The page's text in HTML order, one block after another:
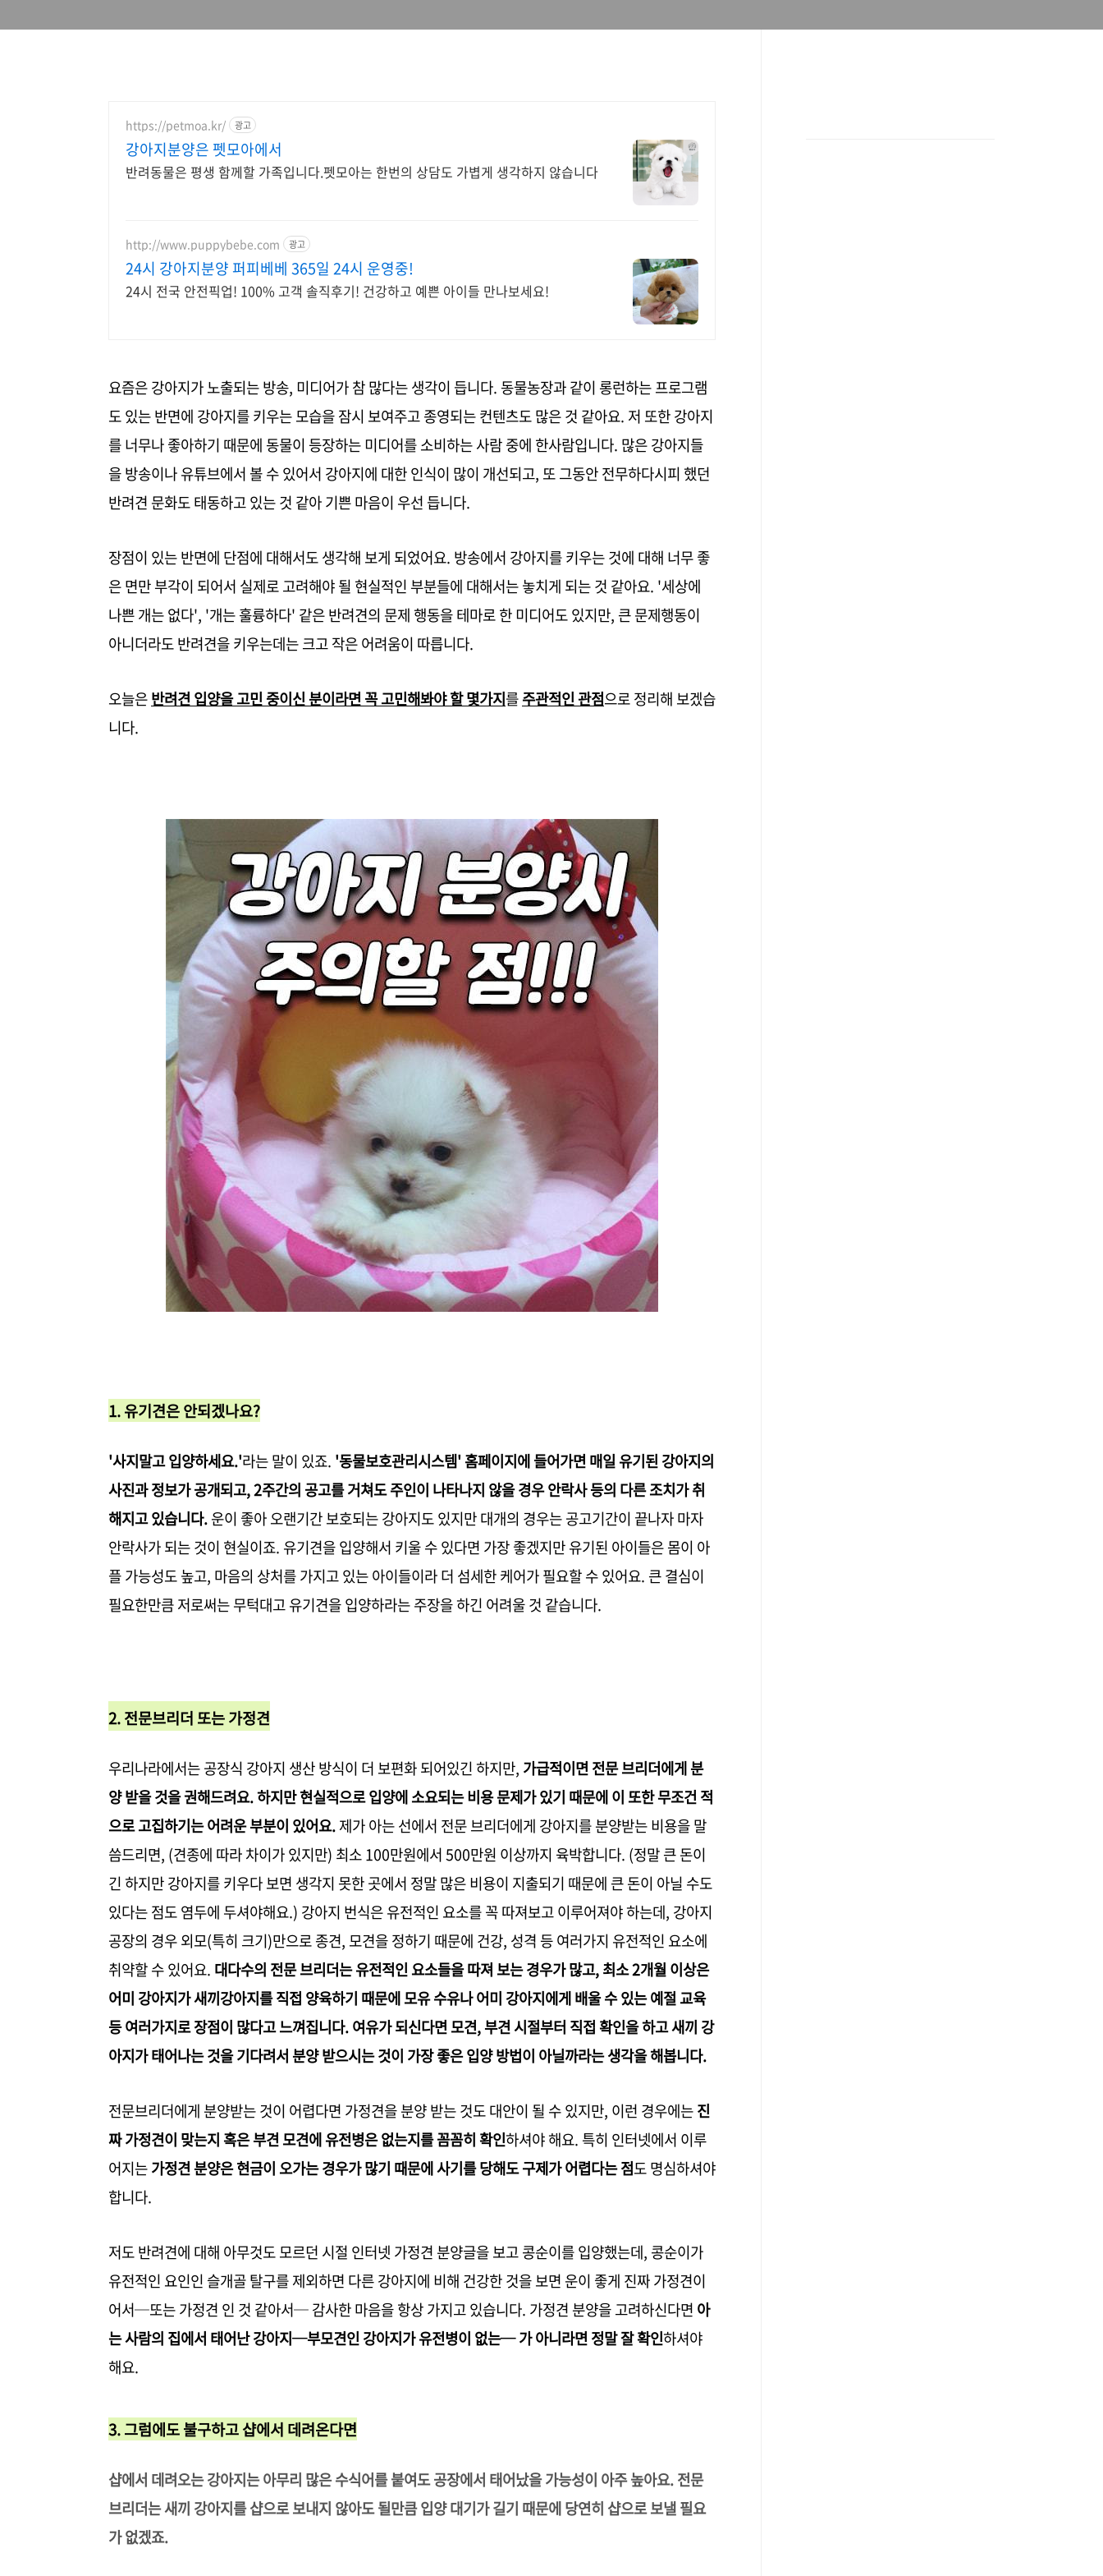
https://petmoa.kr/ 광고
강아지분양은 펫모아에서
반려동물은 평생 함께할 가족입니다.펫모아는 한번의 상담도 가볍게 생각하지 않습니다
http://www.puppybebe.com 광고
24시 강아지분양 퍼피베베 365일 24시 운영중!
24시 전국 안전픽업! 100% 고객 솔직후기! 건강하고 예쁜 아이들 만나보세요!
요즘은강아지가 노출되는 방송, 미디어가참 많다는 생각이 듭니다. 동물농장과 같이 롱런하는 프로그램
도 있는 반면에 강아지를 키우는 모습을 잠시 보여주고 종영되는 컨텐츠도 많은 것 같아요. 저 또한 강아지
를 너무나좋아하기 때문에 동물이 등장하는 미디어를 소비하는 사람 중에 한사람입니다. 많은 강아지들
을 방송이나 유튜브에서 볼 수 있어서 강아지에 대한 인식이 많이 개선되고, 또 그동안 전무하다시피 했던
반려견 문화도 태동하고 있는 것 같아 기쁜 마음이 우선 듭니다.
장점이 있는 반면에 단점에 대해서도 생각해 보게 되었어요. 방송에서 강아지를 키우는 것에 대해 너무 좋
은 면만 부각이 되어서 실제로 고려해야 될 현실적인 부분들에 대해서는 놓치게 되는 것 같아요. '세상에
나쁜 개는 없다', '개는 훌륭하다' 같은 반려견의 문제 행동을 테마로 한 미디어도 있지만, 큰 문제행동이
아니더라도 반려견을 키우는데는 크고 작은 어려움이 따릅니다.
오늘은반려견 입양을 고민 중이신 분이라면 꼭 고민해봐야 할 몇가지를주관적인 관점으로 정리해 보겠습
니다.
1. 유기견은 안되겠나요?
'사지말고 입양하세요.'라는 말이 있죠. '동물보호관리시스템' 홈페이지에 들어가면 매일 유기된 강아지의
사진과 정보가 공개되고, 2주간의 공고를 거쳐도 주인이 나타나지 않을 경우 안락사 등의 다른 조치가 취
해지고 있습니다.운이 좋아 오랜기간 보호되는 강아지도 있지만 대개의 경우는 공고기간이 끝나자 마자
안락사가 되는것이 현실이죠. 유기견을 입양해서 키울 수 있다면 가장 좋겠지만 유기된 아이들은 몸이 아
플 가능성도 높고, 마음의 상처를 가지고 있는 아이들이라 더 섬세한 케어가 필요할 수 있어요. 큰 결심이
필요한만큼 저로써는 무턱대고 유기견을 입양하라는 주장을 하긴 어려울 것 같습니다.
2. 전문브리더 또는 가정견
우리나라에서는 공장식 강아지 생산 방식이 더 보편화 되어있긴 하지만, 가급적이면 전문 브리더에게 분
양 받을 것을 권해드려요. 하지만 현실적으로 입양에 소요되는 비용 문제가 있기 때문에 이 또한 무조건 적
으로 고집하기는 어려운 부분이 있어요.제가 아는 선에서 전문 브리더에게 강아지를 분양받는 비용을 말
씀드리면, (견종에 따라 차이가 있지만) 최소 100만원에서 500만원 이상까지 육박합니다. (정말 큰 돈이
긴 하지만 강아지를 키우다 보면 생각지 못한 곳에서 정말 많은 비용이 지출되기 때문에 큰 돈이 아닐 수도
있다는 점도 염두에 두셔야해요.) 강아지 번식은 유전적인 요소를 꼭 따져보고 이루어져야 하는데, 강아지
공장의 경우 외모(특히 크기)만으로 종견, 모견을 정하기 때문에 건강, 성격 등 여러가지 유전적인 요소에
취약할 수 있어요. 대다수의 전문 브리더는 유전적인 요소들을 따져 보는 경우가 많고, 최소 2개월 이상은
어미 강아지가 새끼강아지를 직접 양육하기 때문에 모유 수유나 어미 강아지에게 배울 수 있는 예절 교육
등 여러가지로 장점이 많다고 느껴집니다. 여유가 되신다면 모견, 부견 시절부터 직접 확인을 하고 새끼 강
아지가 태어나는 것을 기다려서 분양 받으시는 것이 가장 좋은 입양 방법이 아닐까라는 생각을 해봅니다.
전문브리더에게 분양받는 것이 어렵다면 가정견을 분양 받는 것도 대안이 될 수 있지만, 이런 경우에는진
짜 가정견이 맞는지 혹은 부견 모견에 유전병은 없는지를 꼼꼼히 확인하셔야 해요. 특히 인터넷에서 이루
어지는가정견 분양은 현금이 오가는 경우가 많기 때문에 사기를 당해도 구제가 어렵다는 점도 명심하셔야
합니다.
저도 반려견에 대해 아무것도 모르던 시절 인터넷 가정견 분양글을 보고 콩순이를 입양했는데, 콩순이가
유전적인 요인인 슬개골 탈구를 제외하면 다른 강아지에 비해 건강한 것을 보면 운이 좋게 진짜 가정견이
어서─또는 가정견 인 것 같아서─ 감사한 마음을 항상 가지고 있습니다. 가정견 분양을 고려하신다면 아
는 사람의 집에서 태어난 강아지─부모견인 강아지가 유전병이 없는─ 가 아니라면 정말 잘 확인하셔야
해요.
3. 그럼에도 불구하고 샵에서 데려온다면
샵에서 데려오는 강아지는 아무리 많은 수식어를 붙여도 공장에서 태어났을 가능성이 아주 높아요. 전문
브리더는 새끼 강아지를 샵으로 보내지 않아도 될만큼 입양 대기가 길기 때문에 당연히 샵으로 보낼 필요
가 없겠죠.